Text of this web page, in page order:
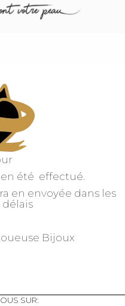
été effectué.
en envoyée dans les
délais
Bijoux
SUR: